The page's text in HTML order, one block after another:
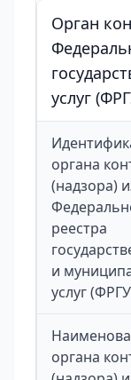
Орган
услуг
органа
(надзора)
реестра
и
услуг
органа